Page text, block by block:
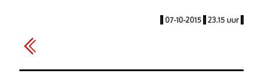
| 07-10-2015 | 23.15 uur |